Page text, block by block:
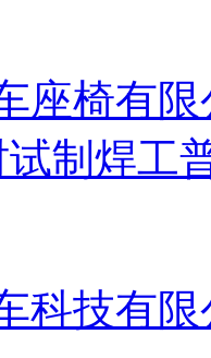
座椅有限
试制焊工
科技有限